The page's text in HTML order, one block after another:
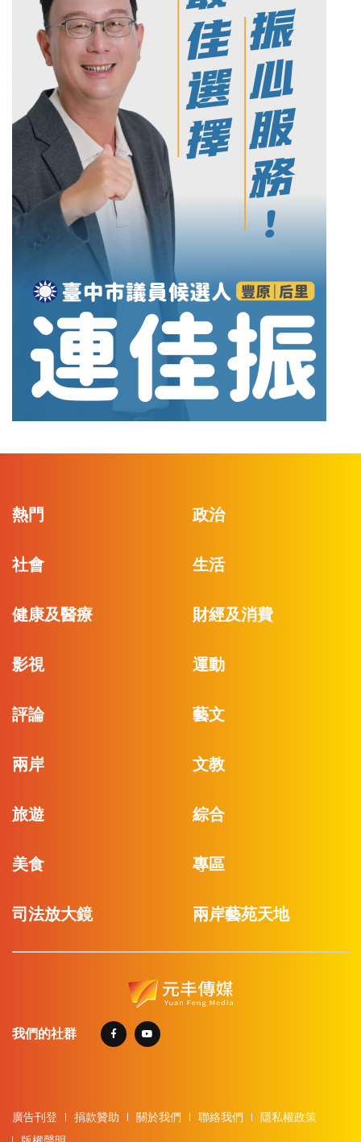
熱門 政治
社會 生活
健康及醫療 財經及消費
影視 運動
評論 藝文
兩岸 文教
旅遊 綜合
美食 專區
司法放大鏡 兩岸藝苑天地
我們的社群
廣告刊登 捐款贊助 關於我們 聯絡我們
隱私權政策